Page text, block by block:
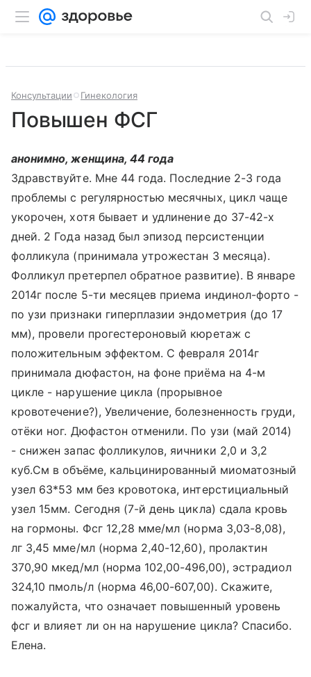
Консультации Гинекология
Повышен ФСГ
анонимно, женщина, 44 года
Здравствуйте. Мне 44 года. Последние 2-3 года
проблемы с регулярностью месячных, цикл чаще
укорочен, хотя бывает и удлинение до 37-42-х
дней. 2 Года назад был эпизод персистенции
фолликула (принимала утрожестан 3 месяца).
Фолликул претерпел обратное развитие). В январе
2014г после 5-ти месяцев приема индинол-форто -
по узи признаки гиперплазии эндометрия (до 17
мм), провели прогестероновый кюретаж с
положительным эффектом. С февраля 2014г
принимала дюфастон, на фоне приёма на 4-м
цикле - нарушение цикла (прорывное
кровотечение?), Увеличение, болезненность груди,
отёки ног. Дюфастон отменили. По узи (май 2014)
- снижен запас фолликулов, яичники 2,0 и 3,2
куб.См в объёме, кальцинированный миоматозный
узел 63*53 мм без кровотока, интерстициальный
узел 15мм. Сегодня (7-й день цикла) сдала кровь
на гормоны. Фсг 12,28 мме/мл (норма 3,03-8,08),
лг 3,45 мме/мл (норма 2,40-12,60), пролактин
370,90 мкед/мл (норма 102,00-496,00), эстрадиол
324,10 пмоль/л (норма 46,00-607,00). Скажите,
пожалуйста, что означает повышенный уровень
фсг и влияет ли он на нарушение цикла? Спасибо.
Елена.